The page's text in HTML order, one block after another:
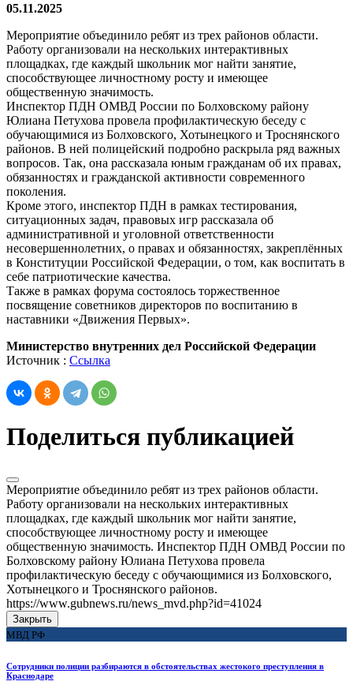
05.11.2025
Мероприятие объединило ребят из трех районов области.
Работу организовали на нескольких интерактивных
площадках, где каждый школьник мог найти занятие,
способствующее личностному росту и имеющее
общественную значимость.
Инспектор ПДН ОМВД России по Болховскому району
Юлиана Петухова провела профилактическую беседу с
обучающимися из Болховского, Хотынецкого и Троснянского
районов. В ней полицейский подробно раскрыла ряд важных
вопросов. Так, она рассказала юным гражданам об их правах,
обязанностях и гражданской активности современного
поколения.
Кроме этого, инспектор ПДН в рамках тестирования,
ситуационных задач, правовых игр рассказала об
административной и уголовной ответственности
несовершеннолетних, о правах и обязанностях, закреплённых
в Конституции Российской Федерации, о том, как воспитать в
себе патриотические качества.
Также в рамках форума состоялось торжественное
посвящение советников директоров по воспитанию в
наставники «Движения Первых».
Министерство внутренних дел Российской Федерации
Источник : Ссылка
Поделиться публикацией
Мероприятие объединило ребят из трех районов области.
Работу организовали на нескольких интерактивных
площадках, где каждый школьник мог найти занятие,
способствующее личностному росту и имеющее
общественную значимость. Инспектор ПДН ОМВД России по
Болховскому району Юлиана Петухова провела
профилактическую беседу с обучающимися из Болховского,
Хотынецкого и Троснянского районов.
https://www.gubnews.ru/news_mvd.php?id=41024
Закрыть
МВД РФ
Сотрудники полиции разбираются в обстоятельствах жестокого преступления в
Краснодаре